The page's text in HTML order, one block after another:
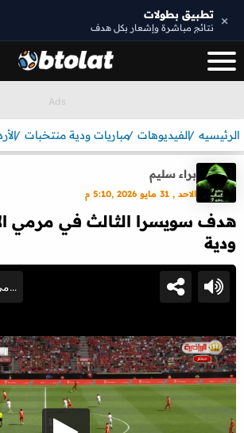
× تطبيق بطولات
نتائج مباشرة وإشعار بكل هدف
الرئيسيه الفيديوهات مباريات ودية منتخبات
براء سليم
الاحد , 31 مايو 2026 ,5:10 م
هدف سويسرا الثالث في مرمي
ودية